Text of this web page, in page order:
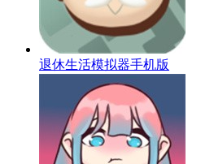
退休生活模拟器手机版